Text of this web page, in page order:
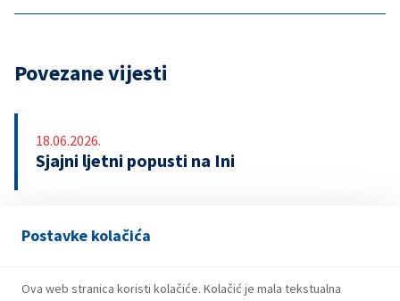
Postavke kolačića
Ova web stranica koristi kolačiće. Kolačić je mala tekstualna
Povezane vijesti
18.06.2026.
Sjajni ljetni popusti na Ini
13.04.2026.
bonovima za gorivo